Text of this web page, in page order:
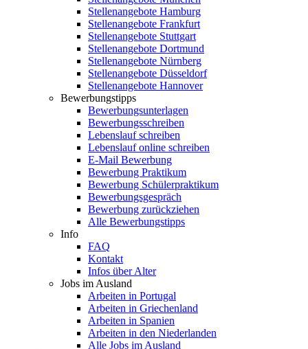
Stellenangebote Hamburg
Stellenangebote Frankfurt
Stellenangebote Stuttgart
Stellenangebote Dortmund
Stellenangebote Nürnberg
Stellenangebote Düsseldorf
Stellenangebote Hannover
Bewerbungstipps
Bewerbungsunterlagen
Bewerbungsschreiben
Lebenslauf schreiben
Lebenslauf online schreiben
E-Mail Bewerbung
Bewerbung Praktikum
Bewerbung Schülerpraktikum
Bewerbungsgespräch
Bewerbung zurückziehen
Alle Bewerbungstipps
Info
FAQ
Kontakt
Infos über Alter
Jobs im Ausland
Arbeiten in Portugal
Arbeiten in Griechenland
Arbeiten in Spanien
Arbeiten in den Niederlanden
Alle Jobs im Ausland